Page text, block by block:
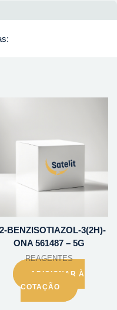
BENZISOTIAZOL-3(2H)-
ONA 561487 – 5G
REAGENTES
ADICIONAR À
COTAÇÃO